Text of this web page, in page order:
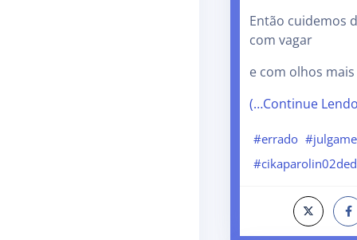
Então cuidemos
com vagar
e com olhos
(…Continue
#errado